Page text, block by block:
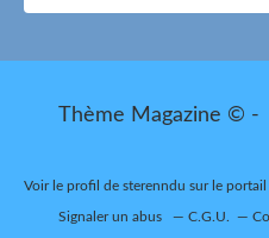
Thème Magazine © -
Voir le profil de sterenndu sur le portail
Signaler un abus C.G.U.